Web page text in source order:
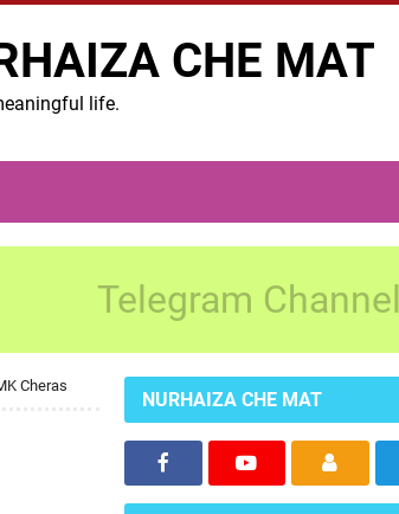
CHE MAT
life.
Telegram Channel
Cheras
NURHAIZA CHE MAT